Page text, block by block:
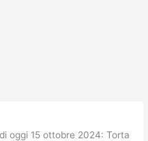
oggi 15 ottobre 2024: Torta